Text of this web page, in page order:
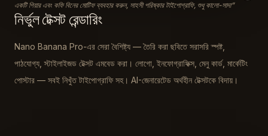
একটি গিয়ার এবং কফি বিনের মোটিফ ব্যবহার করুন, সাহসী পরিষ্কার টাইপোগ্রাফি, শুধু কালো-সাদা”
নির্ভুল টেক্সট রেন্ডারিং
Nano Banana Pro-এর সেরা বৈশিষ্ট্য — তৈরি করা ছবিতে সরাসরি স্পষ্ট,
পাঠযোগ্য, স্টাইলাইজড টেক্সট এমবেড করা। লোগো, ইনফোগ্রাফিক্স, মেনু কার্ড, মার্কেটিং
পোস্টার — সবই নিখুঁত টাইপোগ্রাফি সহ। AI-জেনারেটেড অর্থহীন টেক্সটকে বিদায়।